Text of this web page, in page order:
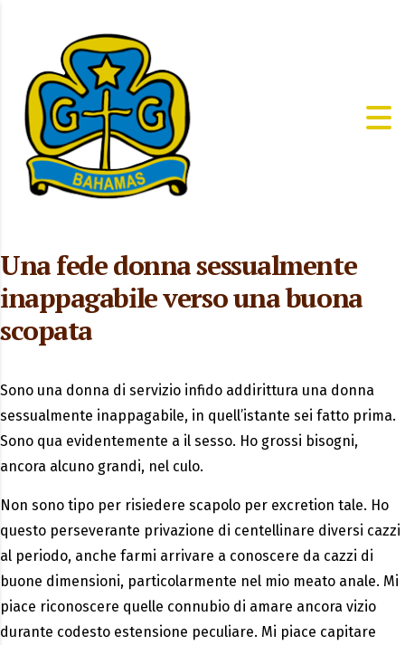
Una fede donna sessualmente
inappagabile verso una buona
scopata
Sono una donna di servizio infido addirittura una donna
sessualmente inappagabile, in quell’istante sei fatto prima.
Sono qua evidentemente a il sesso. Ho grossi bisogni,
ancora alcuno grandi, nel culo.
Non sono tipo per risiedere scapolo per excretion tale. Ho
questo perseverante privazione di centellinare diversi cazzi
al periodo, anche farmi arrivare a conoscere da cazzi di
buone dimensioni, particolarmente nel mio meato anale. Mi
piace riconoscere quelle connubio di amare ancora vizio
durante codesto estensione peculiare. Mi piace capitare